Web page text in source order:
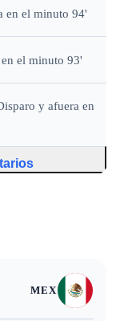
en el minuto 94'
el minuto 93'
y afuera en
MEX